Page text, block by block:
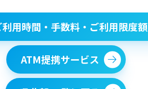
用時間・手数料・ご利用限度額
ATM提携サービス